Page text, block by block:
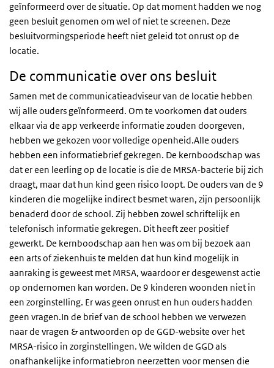
geïnformeerd over de situatie. Op dat moment hadden we nog
geen besluit genomen om wel of niet te screenen. Deze
besluitvormingsperiode heeft niet geleid tot onrust op de
locatie.
De communicatie over ons besluit
Samen met de communicatieadviseur van de locatie hebben
wij alle ouders geïnformeerd. Om te voorkomen dat ouders
elkaar via de app verkeerde informatie zouden doorgeven,
hebben we gekozen voor volledige openheid.Alle ouders
hebben een informatiebrief gekregen. De kernboodschap was
dat er een leerling op de locatie is die de MRSA-bacterie bij zich
draagt, maar dat hun kind geen risico loopt. De ouders van de 9
kinderen die mogelijke indirect besmet waren, zijn persoonlijk
benaderd door de school. Zij hebben zowel schriftelijk en
telefonisch informatie gekregen. Dit heeft zeer positief
gewerkt. De kernboodschap aan hen was om bij bezoek aan
een arts of ziekenhuis te melden dat hun kind mogelijk in
aanraking is geweest met MRSA, waardoor er desgewenst actie
op ondernomen kan worden. De 9 kinderen woonden niet in
een zorginstelling. Er was geen onrust en hun ouders hadden
geen vragen.In de brief van de school hebben we verwezen
naar de vragen & antwoorden op de GGD-website over het
MRSA-risico in zorginstellingen. We wilden de GGD als
onafhankelijke informatiebron neerzetten voor mensen die